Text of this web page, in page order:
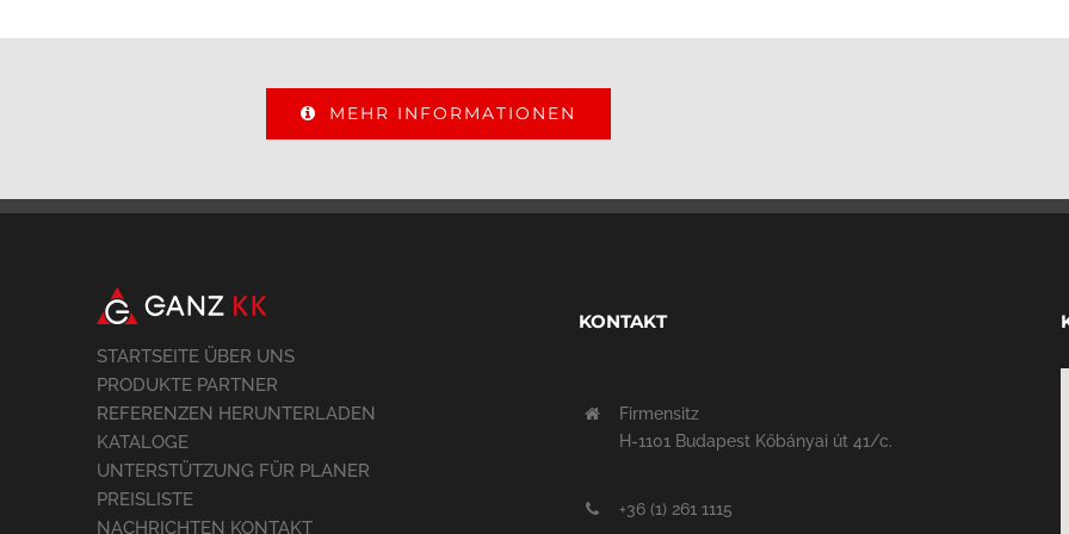
MEHR INFORMATIONEN
STARTSEITE ÜBER UNS
PRODUKTE PARTNER
REFERENZEN HERUNTERLADEN
KATALOGE
UNTERSTÜTZUNG FÜR PLANER
PREISLISTE
NACHRICHTEN KONTAKT
KONTAKT
Firmensitz
H-1101 Budapest Kőbányai út 41/c.
+36 (1) 261 1115